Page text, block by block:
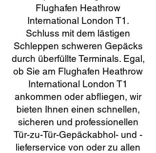
Flughafen Heathrow
International London T1.
Schluss mit dem lästigen
Schleppen schweren Gepäcks
durch überfüllte Terminals. Egal,
ob Sie am Flughafen Heathrow
International London T1
ankommen oder abfliegen, wir
bieten Ihnen einen schnellen,
sicheren und professionellen
Tür-zu-Tür-Gepäckabhol- und -
lieferservice von oder zu allen